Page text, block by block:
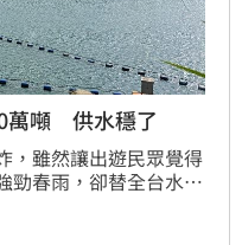
萬噸 供水穩了
，雖然讓出遊民眾覺得
勁春雨，卻替全台水庫
報的5成左右，一舉